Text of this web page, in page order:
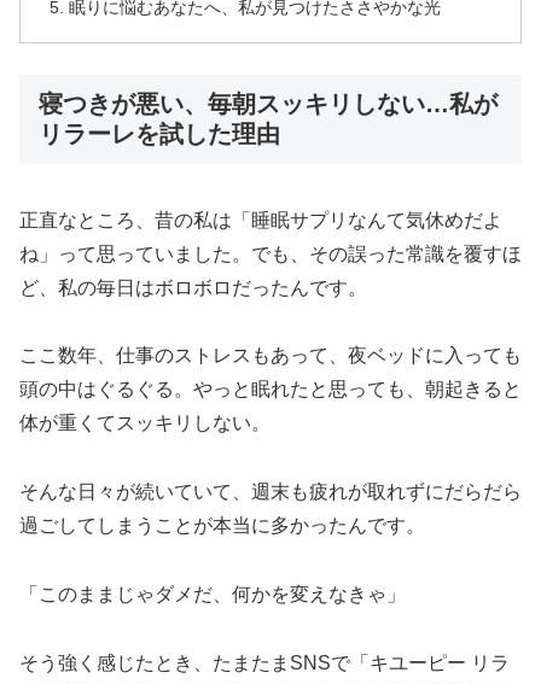
眠りに悩むあなたへ、私が見つけたささやかな光
寝つきが悪い、毎朝スッキリしない…私が
リラーレを試した理由
正直なところ、昔の私は「睡眠サプリなんて気休めだよ
ね」って思っていました。でも、その誤った常識を覆すほ
ど、私の毎日はボロボロだったんです。
ここ数年、仕事のストレスもあって、夜ベッドに入っても
頭の中はぐるぐる。やっと眠れたと思っても、朝起きると
体が重くてスッキリしない。
そんな日々が続いていて、週末も疲れが取れずにだらだら
過ごしてしまうことが本当に多かったんです。
「このままじゃダメだ、何かを変えなきゃ」
そう強く感じたとき、たまたまSNSで「キユーピー リラ